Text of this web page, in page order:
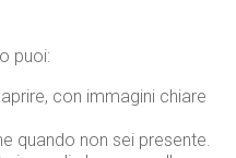
puoi:
con immagini chiare
quando non sei presente.